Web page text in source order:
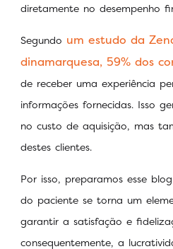
diretamente no desempenho
Segundo um estudo da
dinamarquesa, 59% dos
de receber uma experiência
informações fornecidas. Isso
no custo de aquisição, mas
destes clientes.
Por isso, preparamos esse
do paciente se torna um
garantir a satisfação e
consequentemente, a